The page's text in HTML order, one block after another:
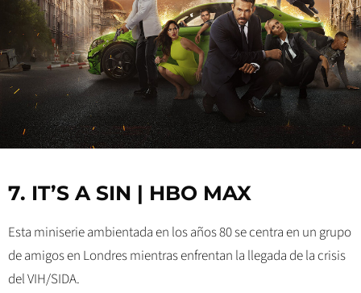
7. IT’S A SIN | HBO MAX
Esta miniserie ambientada en los años 80 se centra en un grupo
de amigos en Londres mientras enfrentan la llegada de la crisis
del VIH/SIDA.